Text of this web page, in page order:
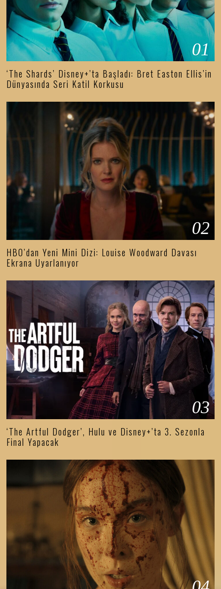
01
‘The Shards’ Disney+’ta Başladı: Bret Easton Ellis’in
Dünyasında Seri Katil Korkusu
02
HBO’dan Yeni Mini Dizi: Louise Woodward Davası
Ekrana Uyarlanıyor
03
‘The Artful Dodger’, Hulu ve Disney+’ta 3. Sezonla
Final Yapacak